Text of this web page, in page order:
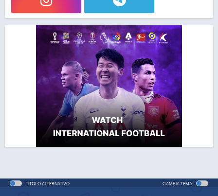
Special - 2003 - 45 min/ep
One Piece Movie 05: Norowareta Seiken
Movie - 2004 - 1h e 35 min/ep
One Piece Movie 05: Norowareta Seiken (ITA)
Movie - 2004 - 1h e 35 min/ep
One Piece Movie 06: Omatsuri Danshaku to Himitsu
no Shima (ITA)
Movie - 2005 - 1h e 31 min/ep
TITOLO ALTERNATIVO CAMBIA TEMA